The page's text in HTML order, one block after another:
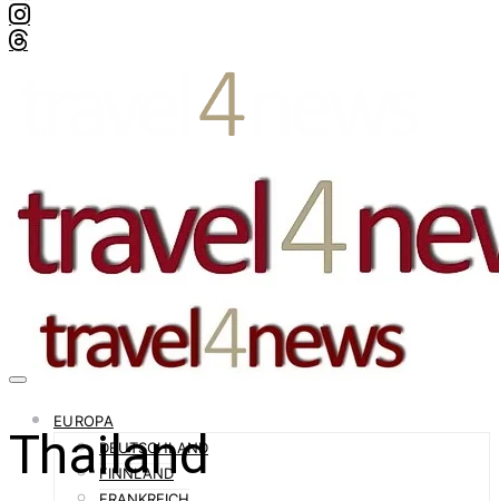
EUROPA
DEUTSCHLAND
FINNLAND
Thailand